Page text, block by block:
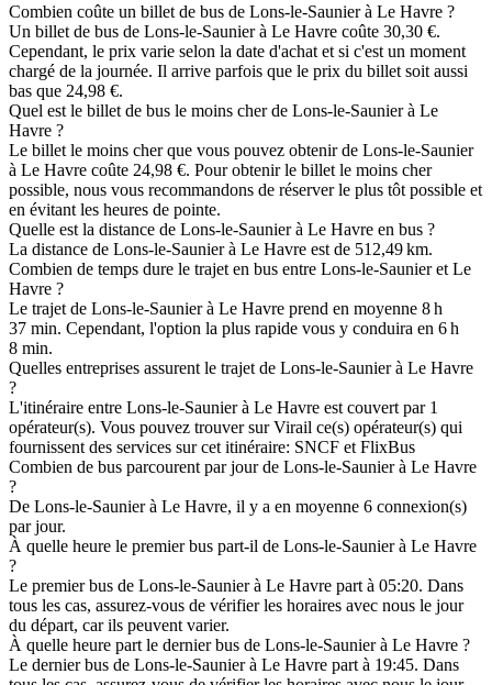
Combien coûte un billet de bus de Lons-le-Saunier à Le Havre ?
Un billet de bus de Lons-le-Saunier à Le Havre coûte 30,30 €.
Cependant, le prix varie selon la date d'achat et si c'est un moment
chargé de la journée. Il arrive parfois que le prix du billet soit aussi
bas que 24,98 €.
Quel est le billet de bus le moins cher de Lons-le-Saunier à Le
Havre ?
Le billet le moins cher que vous pouvez obtenir de Lons-le-Saunier
à Le Havre coûte 24,98 €. Pour obtenir le billet le moins cher
possible, nous vous recommandons de réserver le plus tôt possible et
en évitant les heures de pointe.
Quelle est la distance de Lons-le-Saunier à Le Havre en bus ?
La distance de Lons-le-Saunier à Le Havre est de 512,49 km.
Combien de temps dure le trajet en bus entre Lons-le-Saunier et Le
Havre ?
Le trajet de Lons-le-Saunier à Le Havre prend en moyenne 8 h
37 min. Cependant, l'option la plus rapide vous y conduira en 6 h
8 min.
Quelles entreprises assurent le trajet de Lons-le-Saunier à Le Havre
?
L'itinéraire entre Lons-le-Saunier à Le Havre est couvert par 1
opérateur(s). Vous pouvez trouver sur Virail ce(s) opérateur(s) qui
fournissent des services sur cet itinéraire: SNCF et FlixBus
Combien de bus parcourent par jour de Lons-le-Saunier à Le Havre
?
De Lons-le-Saunier à Le Havre, il y a en moyenne 6 connexion(s)
par jour.
À quelle heure le premier bus part-il de Lons-le-Saunier à Le Havre
?
Le premier bus de Lons-le-Saunier à Le Havre part à 05:20. Dans
tous les cas, assurez-vous de vérifier les horaires avec nous le jour
du départ, car ils peuvent varier.
À quelle heure part le dernier bus de Lons-le-Saunier à Le Havre ?
Le dernier bus de Lons-le-Saunier à Le Havre part à 19:45. Dans